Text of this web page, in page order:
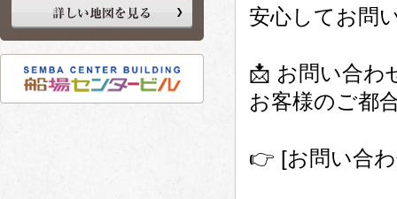
安心してお問
📩 お問い合わ
お客様のご都
👉 [お問い合